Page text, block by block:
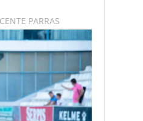
PARRAS